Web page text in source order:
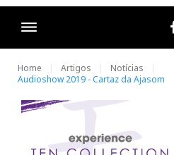
e
Home Artigos
Notícias
Audioshow 2019 - Cartaz da Ajasom